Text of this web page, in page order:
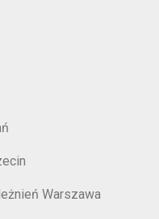
Warszawa